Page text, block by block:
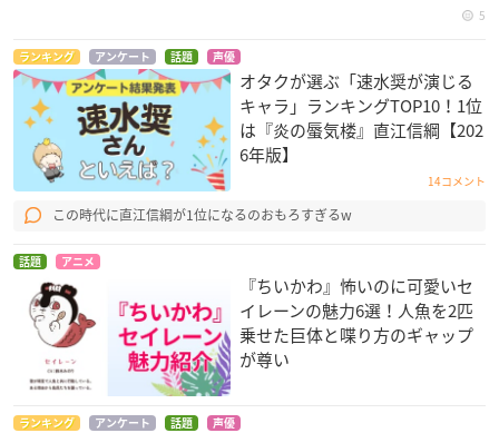
5
ランキング アンケート 話題 声優
オタクが選ぶ「速水奨が演じる
キャラ」ランキングTOP10！1位
は『炎の蜃気楼』直江信綱【202
6年版】
14コメント
この時代に直江信綱が1位になるのおもろすぎるw
話題 アニメ
『ちいかわ』怖いのに可愛いセ
イレーンの魅力6選！人魚を2匹
乗せた巨体と喋り方のギャップ
が尊い
ランキング アンケート 話題 声優